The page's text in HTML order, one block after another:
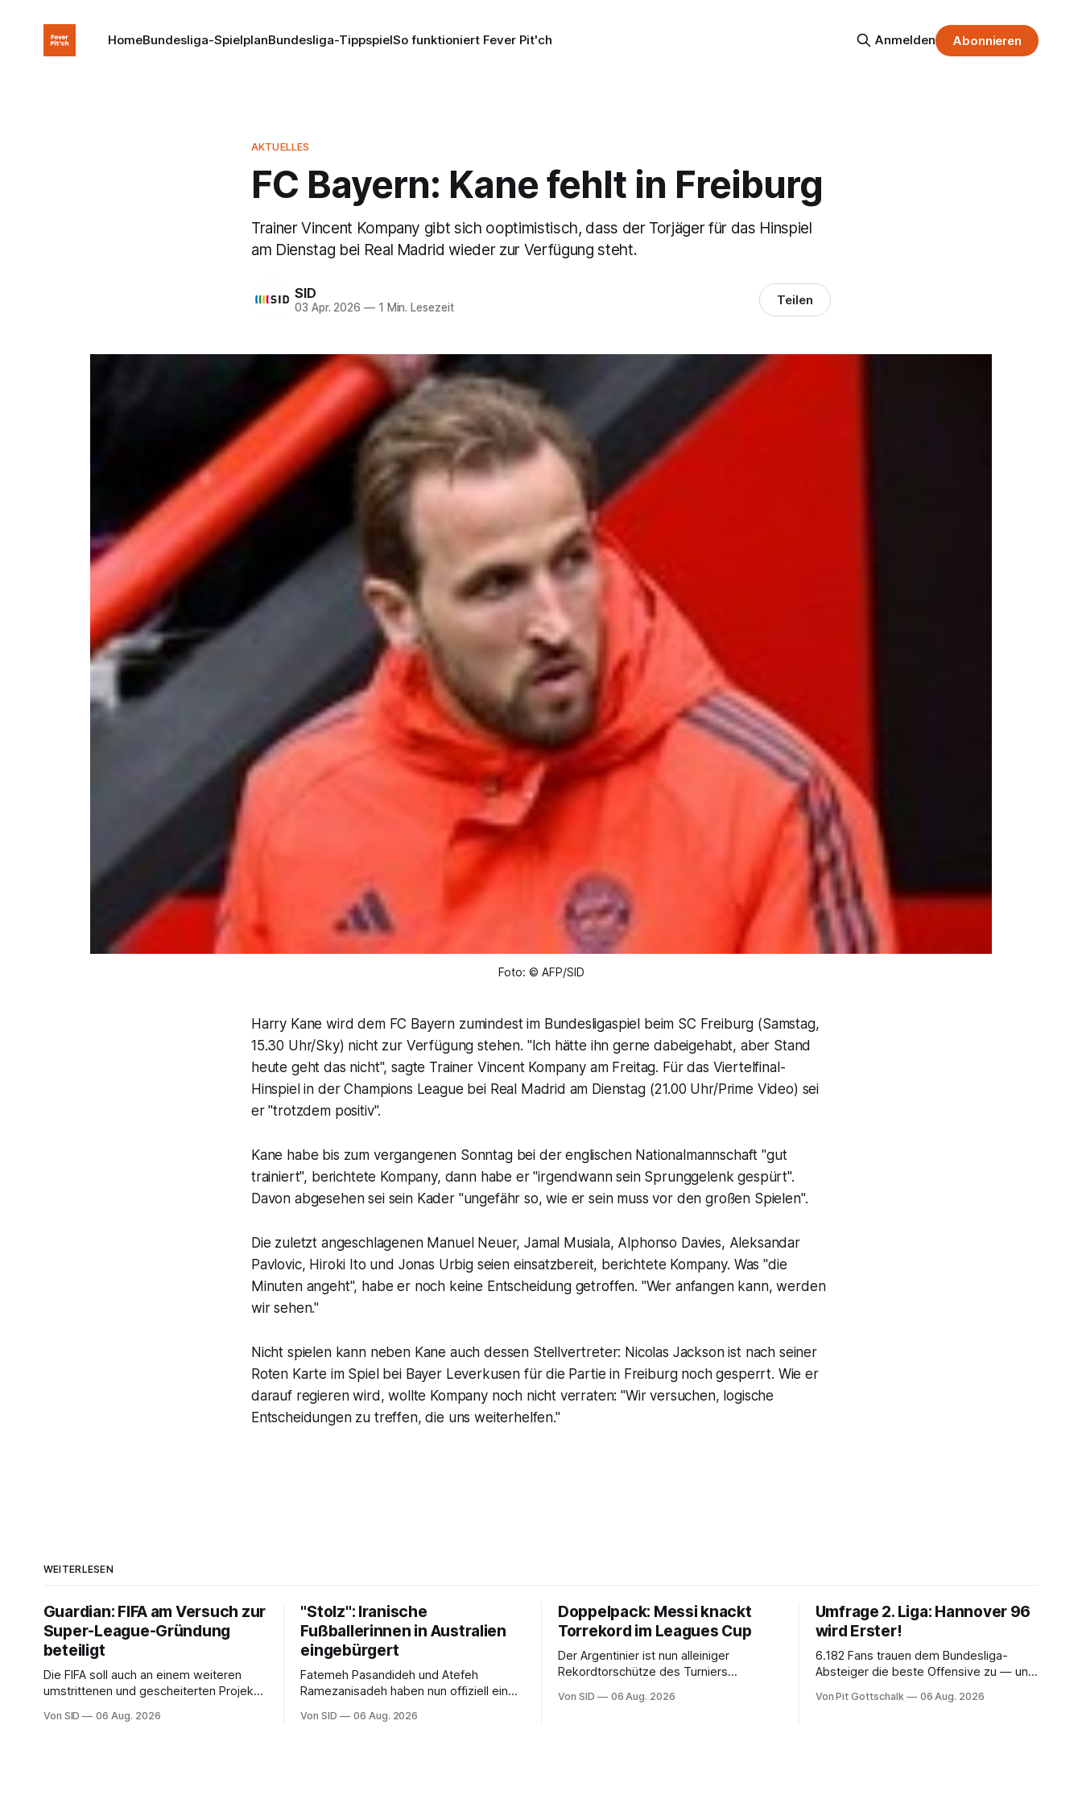
HomeBundesliga-SpielplanBundesliga-TippspielSo funktioniert Fever Pit'ch Anmelden Abonnieren
AKTUELLES
FC Bayern: Kane fehlt in Freiburg
Trainer Vincent Kompany gibt sich ooptimistisch, dass der Torjäger für das Hinspiel
am Dienstag bei Real Madrid wieder zur Verfügung steht.
SID
03 Apr. 2026 —1 Min. Lesezeit Teilen
Foto: © AFP/SID
Harry Kane wird dem FC Bayern zumindest im Bundesligaspiel beim SC Freiburg (Samstag,
15.30 Uhr/Sky) nicht zur Verfügung stehen. "Ich hätte ihn gerne dabeigehabt, aber Stand
heute geht das nicht", sagte Trainer Vincent Kompany am Freitag. Für das Viertelfinal-
Hinspiel in der Champions League bei Real Madrid am Dienstag (21.00 Uhr/Prime Video) sei
er "trotzdem positiv".
Kane habe bis zum vergangenen Sonntag bei der englischen Nationalmannschaft "gut
trainiert", berichtete Kompany, dann habe er "irgendwann sein Sprunggelenk gespürt".
Davon abgesehen sei sein Kader "ungefähr so, wie er sein muss vor den großen Spielen".
Die zuletzt angeschlagenen Manuel Neuer, Jamal Musiala, Alphonso Davies, Aleksandar
Pavlovic, Hiroki Ito und Jonas Urbig seien einsatzbereit, berichtete Kompany. Was "die
Minuten angeht", habe er noch keine Entscheidung getroffen. "Wer anfangen kann, werden
wir sehen."
Nicht spielen kann neben Kane auch dessen Stellvertreter: Nicolas Jackson ist nach seiner
Roten Karte im Spiel bei Bayer Leverkusen für die Partie in Freiburg noch gesperrt. Wie er
darauf regieren wird, wollte Kompany noch nicht verraten: "Wir versuchen, logische
Entscheidungen zu treffen, die uns weiterhelfen."
WEITERLESEN
Guardian: FIFA am Versuch zur
Super-League-Gründung
beteiligt
Die FIFA soll auch an einem weiteren
umstrittenen und gescheiterten Projekt
Von SID 06 Aug. 2026
"Stolz": Iranische
Fußballerinnen in Australien
eingebürgert
Fatemeh Pasandideh und Atefeh
Ramezanisadeh haben nun offiziell eine
sangen sie die iranische Hymne nicht
Von SID 06 Aug. 2026
Doppelpack: Messi knackt
Torrekord im Leagues Cup
Der Argentinier ist nun alleiniger
Rekordtorschütze des Turniers
nordamerikanischen MLS und der
Von SID 06 Aug. 2026
Umfrage 2. Liga: Hannover 96
wird Erster!
6.182 Fans trauen dem Bundesliga-
Absteiger die beste Offensive zu — und
Der Favorit ist ausgerechnet der größte
Von Pit Gottschalk 06 Aug. 2026